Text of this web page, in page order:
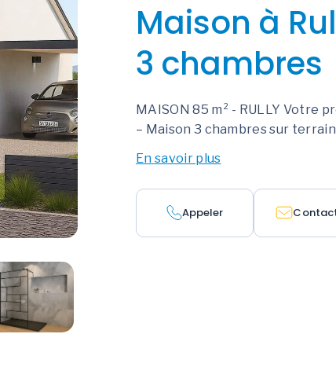
Maison à
3 chambres
MAISON 85 m² - RULLY Votre
– Maison 3 chambres sur terrain
En savoir plus
Appeler